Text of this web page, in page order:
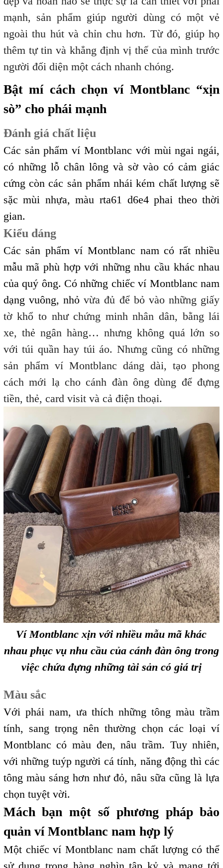
mạnh, sản phẩm giúp người dùng có một vẻ
ngoài thu hút và chỉn chu hơn. Từ đó, giúp họ
thêm tự tin và khẳng định vị thế của mình trước
người đối diện một cách nhanh chóng.
Bật mí cách chọn ví Montblanc “xịn
sò” cho phái mạnh
Đánh giá chất liệu
Các sản phẩm ví Montblanc với mùi ngai ngái,
có những lỗ chân lông và sờ vào có cảm giác
cứng còn các sản phẩm nhái kém chất lượng sẽ
sặc mùi nhựa, màu rta61 d6e4 phai theo thời
gian.
Kiểu dáng
Các sản phẩm ví Montblanc nam có rất nhiều
mẫu mã phù hợp với những nhu cầu khác nhau
của quý ông. Có những chiếc ví Montblanc nam
dạng vuông, nhỏvừa đủ để bỏ vào những giấy
tờ khổ to như chứng minh nhân dân, bằng lái
xe, thẻ ngân hàng… nhưng không quá lớn so
với túi quần hay túi áo. Nhưng cũng có những
sản phẩm ví Montblanc dáng dài, tạo phong
cách mới lạ cho cánh đàn ông dùng để đựng
tiền, thẻ, card visit và cả điện thoại.
Ví Montblanc xịn với nhiều mẫu mã khác
nhau phục vụ nhu cầu của cánh đàn ông trong
việc chứa đựng những tài sản có giá trị
Màu sắc
Với phái nam, ưa thích những tông màu trầm
tính, sang trọng nên thường chọn các loại ví
Montblanc có màu đen, nâu trầm. Tuy nhiên,
với những tuýp người cá tính, năng động thì các
tông màu sáng hơn như đỏ, nâu sữa cũng là lựa
chọn tuyệt vời.
Mách bạn một số phương pháp bảo
quản ví Montblanc nam hợp lý
Một chiếc ví Montblanc nam chất lượng có thể